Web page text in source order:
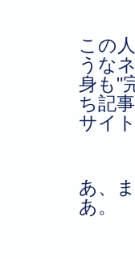
この
うな
身も"
ち記
サイ
あ、
あ。